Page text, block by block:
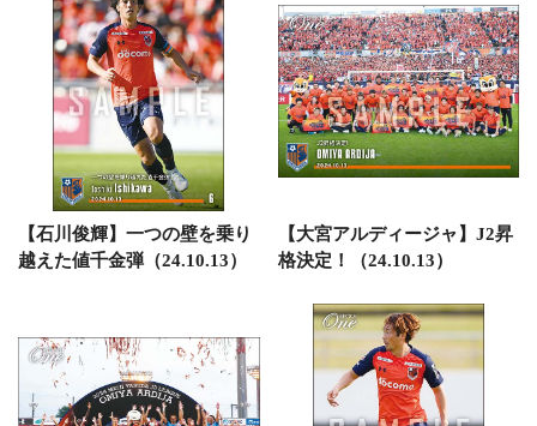
【石川俊輝】一つの壁を乗り
越えた値千金弾（24.10.13）
【大宮アルディージャ】J2昇
格決定！（24.10.13）